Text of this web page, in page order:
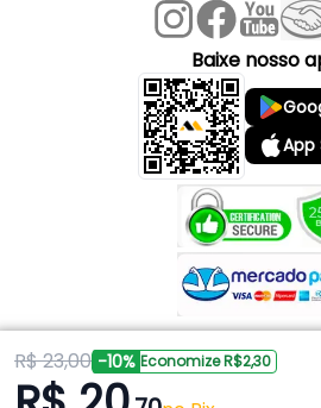
R$ 23,00 -10% Economize R$2,30
Baixe nosso
App
Copyright © 2026 Mark Ferragens.